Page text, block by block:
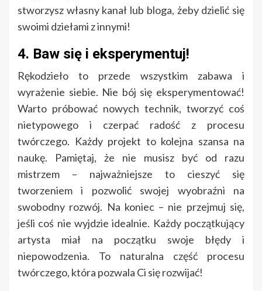
stworzysz własny kanał lub bloga, żeby dzielić się
swoimi dziełami z innymi!
4. Baw się i eksperymentuj!
Rękodzieło to przede wszystkim zabawa i
wyrażenie siebie. Nie bój się eksperymentować!
Warto próbować nowych technik, tworzyć coś
nietypowego i czerpać radość z procesu
twórczego. Każdy projekt to kolejna szansa na
naukę. Pamiętaj, że nie musisz być od razu
mistrzem – najważniejsze to cieszyć się
tworzeniem i pozwolić swojej wyobraźni na
swobodny rozwój. Na koniec – nie przejmuj się,
jeśli coś nie wyjdzie idealnie. Każdy początkujący
artysta miał na początku swoje błędy i
niepowodzenia. To naturalna część procesu
twórczego, która pozwala Ci się rozwijać!